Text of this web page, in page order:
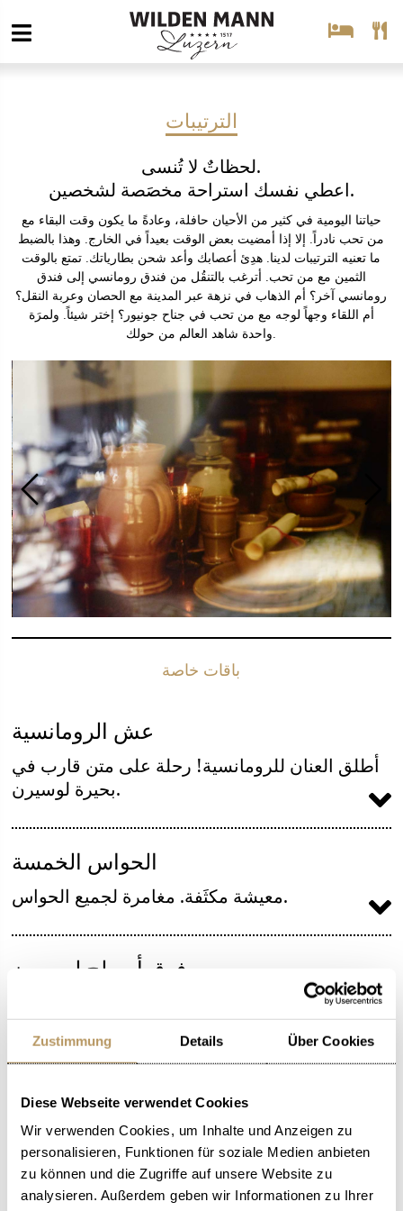
Zustimmung Details Über Cookies
Diese Webseite verwendet Cookies
Wir verwenden Cookies, um Inhalte und Anzeigen zu
personalisieren, Funktionen für soziale Medien anbieten
zu können und die Zugriffe auf unsere Website zu
analysieren. Außerdem geben wir Informationen zu Ihrer
الترتيبات
لحظاتٌ لا تُنسى.
اعطي نفسك استراحة مخصَصة لشخصين.
حياتنا اليومية في كثير من الأحيان حافلة، وعادةً ما يكون وقت البقاء مع
من تحب نادراً. إلا إذا أمضيت بعض الوقت بعيداً في الخارج. وهذا بالضبط
ما تعنيه الترتيبات لدينا. هدِئ أعصابك وأعد شحن بطارياتك. تمتع بالوقت
الثمين مع من تحب. أترغب بالتنقُل من فندق رومانسي إلى فندق
رومانسي آخر؟ أم الذهاب في نزهة عبر المدينة مع الحصان وعربة النقل؟
أم اللقاء وجهاً لوجه مع من تحب في جناح جونيور؟ إختر شيئاً. ولمرَة
واحدة شاهد العالم من حولك.
باقات خاصة
عش الرومانسية
أطلق العنان للرومانسية! رحلة على متن قارب في
بحيرة لوسيرن.
الحواس الخمسة
معيشة مكثَفة. مغامرة لجميع الحواس.
فوق أسطح لوسيرن
فوق أسطح لوسيرن. مقعد مربَع خاص بك فقط.
مع الحصان وعربة النقل عبر لوسيرن. جولة في
المدينة بأسلوب التوق إلى الماضي.